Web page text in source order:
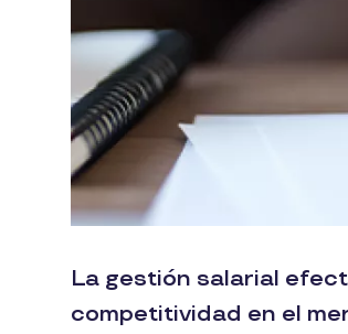
La gestión salarial
competitividad en el